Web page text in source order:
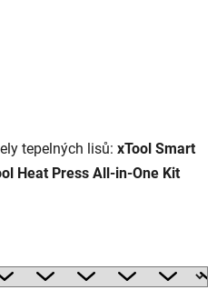
tepelných lisů: xTool Smart
Heat Press All-in-One Kit